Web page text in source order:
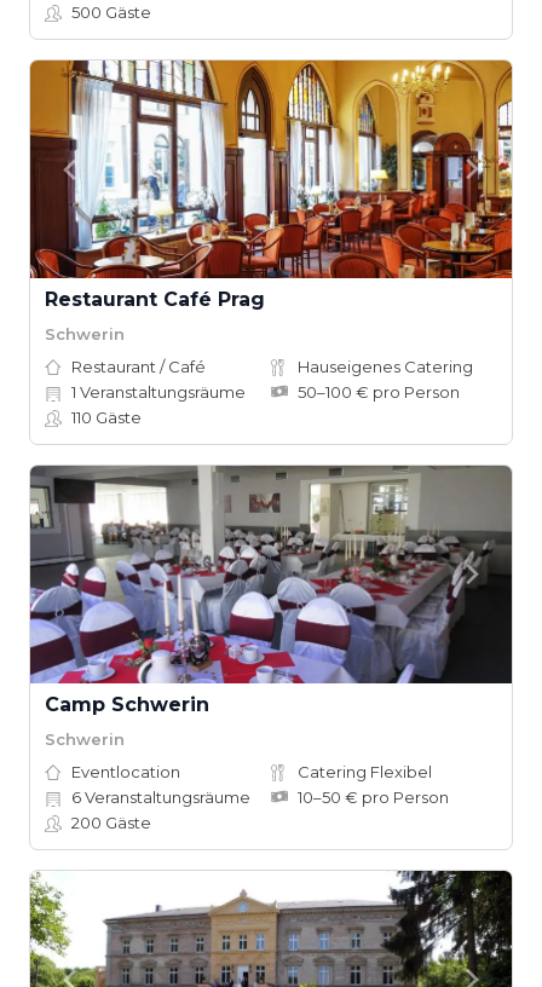
500 Gäste
Restaurant Café Prag
Schwerin
Restaurant / Café
Hauseigenes Catering
1 Veranstaltungsräume
50–100 € pro Person
110 Gäste
Camp Schwerin
Schwerin
Eventlocation
Catering Flexibel
6Veranstaltungsräume
10–50 € pro Person
200 Gäste